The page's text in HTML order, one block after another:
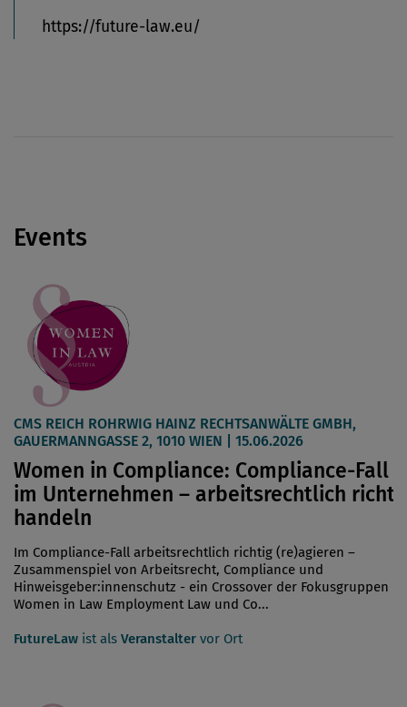
https://future-law.eu/
Events
CMS REICH ROHRWIG HAINZ RECHTSANWÄLTE GMBH,
GAUERMANNGASSE 2, 1010 WIEN | 15.06.2026
Women in Compliance: Compliance-Fall
im Unternehmen – arbeitsrechtlich
handeln
Im Compliance-Fall arbeitsrechtlich richtig (re)agieren –
Zusammenspiel von Arbeitsrecht, Compliance und
Hinweisgeber:innenschutz - ein Crossover der Fokusgruppen
Women in Law Employment Law und Co...
FutureLaw ist als Veranstalter vor Ort